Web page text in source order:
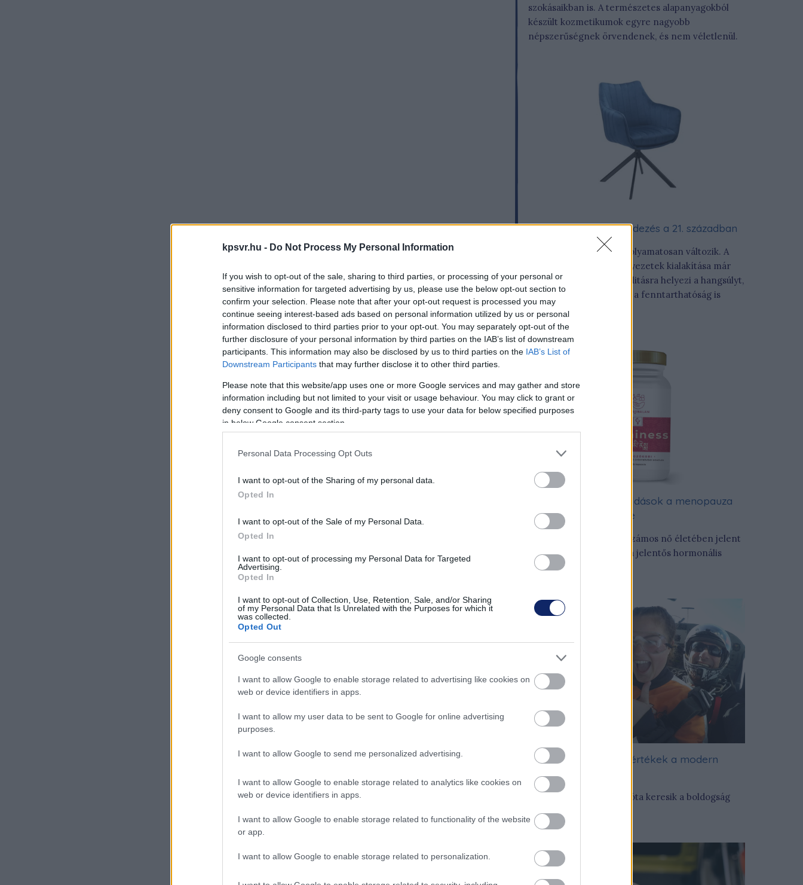
kpsvr.hu - Do Not Process My Personal Information
If you wish to opt-out of the sale, sharing to third parties, or processing of your personal or
sensitive information for targeted advertising by us, please use the below opt-out section to
confirm your selection. Please note that after your opt-out request is processed you may
continue seeing interest-based ads based on personal information utilized by us or personal
information disclosed to third parties prior to your opt-out. You may separately opt-out of the
further disclosure of your personal information by third parties on the IAB’s list of downstream
participants. This information may also be disclosed by us to third parties on the IAB’s List of
Downstream Participants that may further disclose it to other third parties.
Please note that this website/app uses one or more Google services and may gather and store
information including but not limited to your visit or usage behaviour. You may click to grant or
deny consent to Google and its third-party tags to use your data for below specified purposes
in below Google consent section.
Personal Data Processing Opt Outs
I want to opt-out of the Sharing of my personal data.
Opted In
I want to opt-out of the Sale of my Personal Data.
Opted In
I want to opt-out of processing my Personal Data for Targeted
Advertising.
Opted In
I want to opt-out of Collection, Use, Retention, Sale, and/or Sharing
of my Personal Data that Is Unrelated with the Purposes for which it
was collected.
Opted Out
Google consents
I want to allow Google to enable storage related to advertising like cookies on
web or device identifiers in apps.
I want to allow my user data to be sent to Google for online advertising
purposes.
I want to allow Google to send me personalized advertising.
I want to allow Google to enable storage related to analytics like cookies on
web or device identifiers in apps.
I want to allow Google to enable storage related to functionality of the website
or app.
I want to allow Google to enable storage related to personalization.
szokásaikban is. A természetes alapanyagokból
készült kozmetikumok egyre nagyobb
népszerűségnek örvendenek, és nem véletlenül.
Modern irodaberendezés a 21. században
Az irodabútorok világa folyamatosan változik. A
mai modern irodai környezetek kialakítása már
nem csupán a funkcionalitásra helyezi a hangsúlyt,
hanem az esztétikum és a fenntarthatóság is
előtérbe kerül.
Természetes megoldások a menopauza
tüneteinek kezelésére
A menopauza időszaka számos nő életében jelent
kihívást, köszönhetően a jelentős hormonális
változásoknak.
Élmények: az igazi értékek a modern
világban
Az emberek évezredek óta keresik a boldogság
titkát.